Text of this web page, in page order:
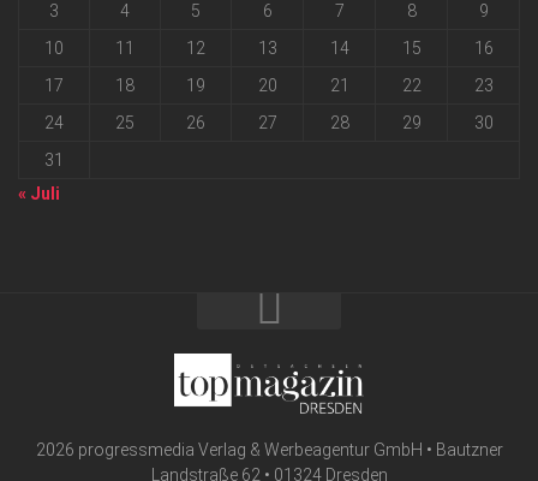
3
4 5 6 7 8
9
10
11 12 13 14 15
16
17
18 19 20 21 22
23
24
25 26 27 28 29
30
31
« Juli
2026 progressmedia Verlag & Werbeagentur GmbH • Bautzner
Landstraße 62 • 01324 Dresden